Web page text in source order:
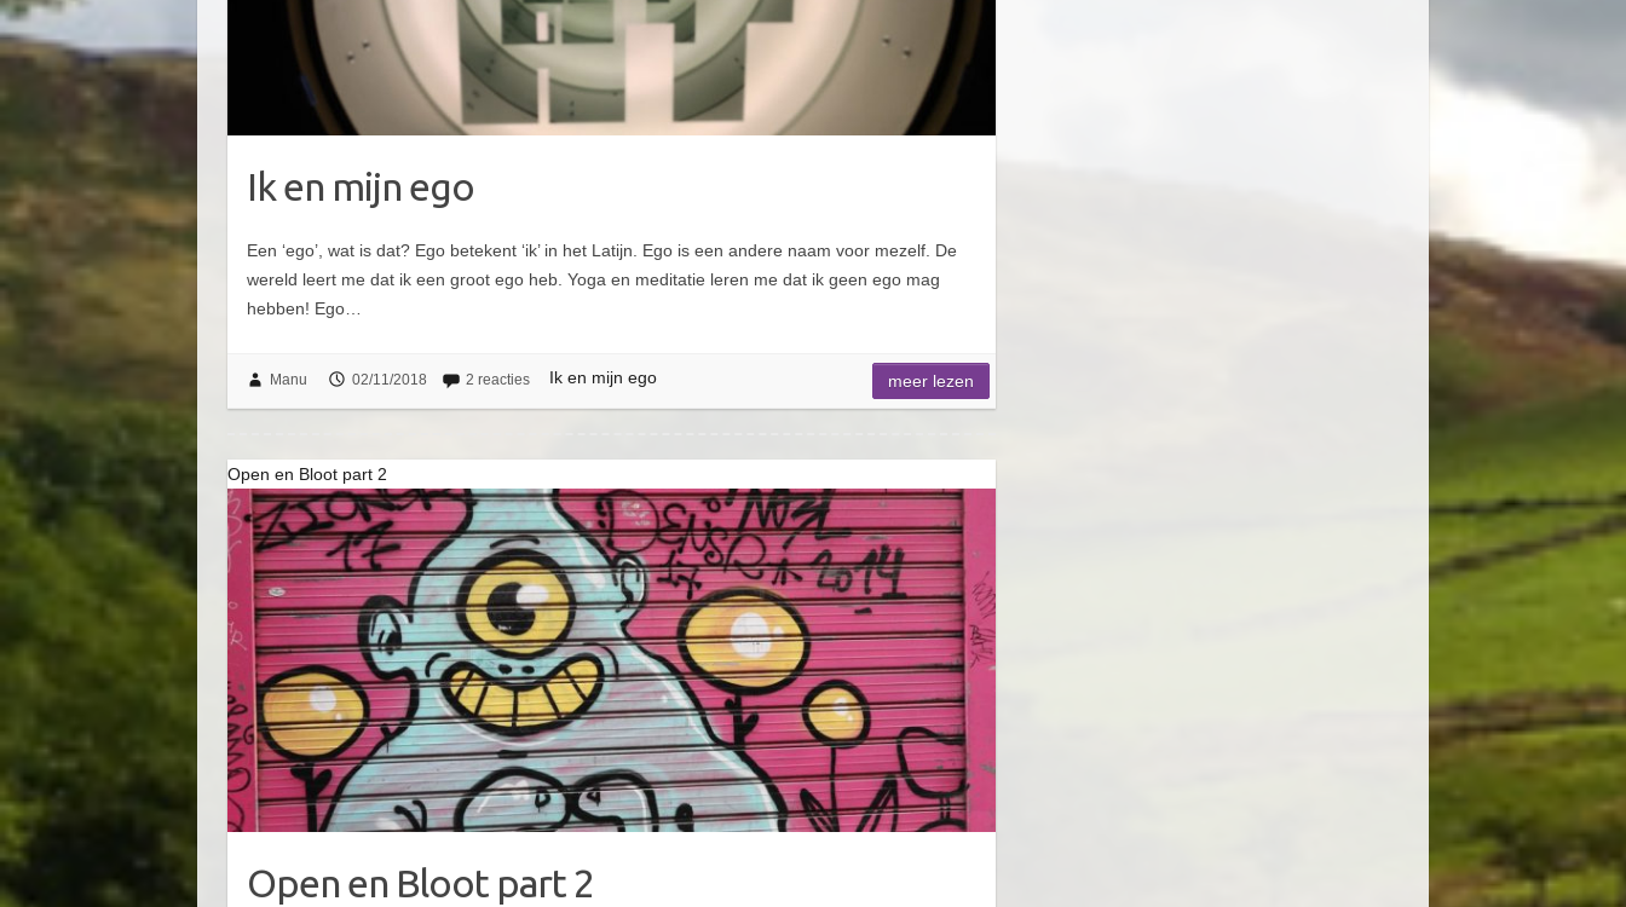
Ik en mijn ego
Een ‘ego’, wat is dat? Ego betekent ‘ik’ in het Latijn. Ego is een andere naam voor mezelf. De
wereld leert me dat ik een groot ego heb. Yoga en meditatie leren me dat ik geen ego mag
hebben! Ego…
Manu 02/11/2018 2 reacties Ik en mijn ego meer lezen
Open en Bloot part 2
Open en Bloot part 2